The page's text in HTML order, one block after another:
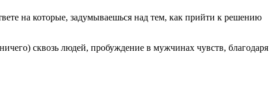
на которые, задумываешься над тем, как прийти к решению
сквозь людей, пробуждение в мужчинах чувств, благодаря